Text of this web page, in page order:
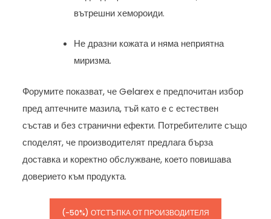
вътрешни хемороиди.
Не дразни кожата и няма неприятна
миризма.
Форумите показват, че Gelarex е предпочитан избор
пред аптечните мазила, тъй като е с естествен
състав и без странични ефекти. Потребителите също
споделят, че производителят предлага бърза
доставка и коректно обслужване, което повишава
доверието към продукта.
(-50%) ОТСТЪПКА ОТ ПРОИЗВОДИТЕЛЯ